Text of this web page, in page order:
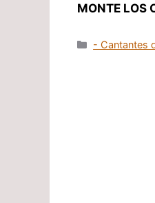
MONTE LOS
Categorías
- Cantantes